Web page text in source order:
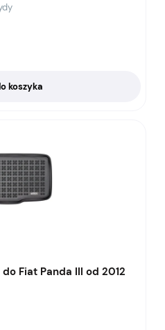
koszyka
Fiat Panda III od 2012